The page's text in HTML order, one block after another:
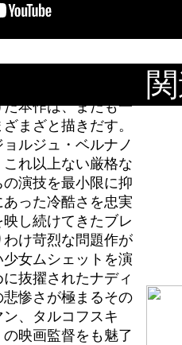
本作は、またも一
まざと描きだす。
ルジュ・ベルナノ
れ以上ない厳格な
演技を最小限に抑
った冷酷さを忠実
し続けてきたブレ
け苛烈な問題作が
女ムシェットを演
抜擢されたナディ
惨さが極まるその
、タルコフスキ
映画監督をも魅了